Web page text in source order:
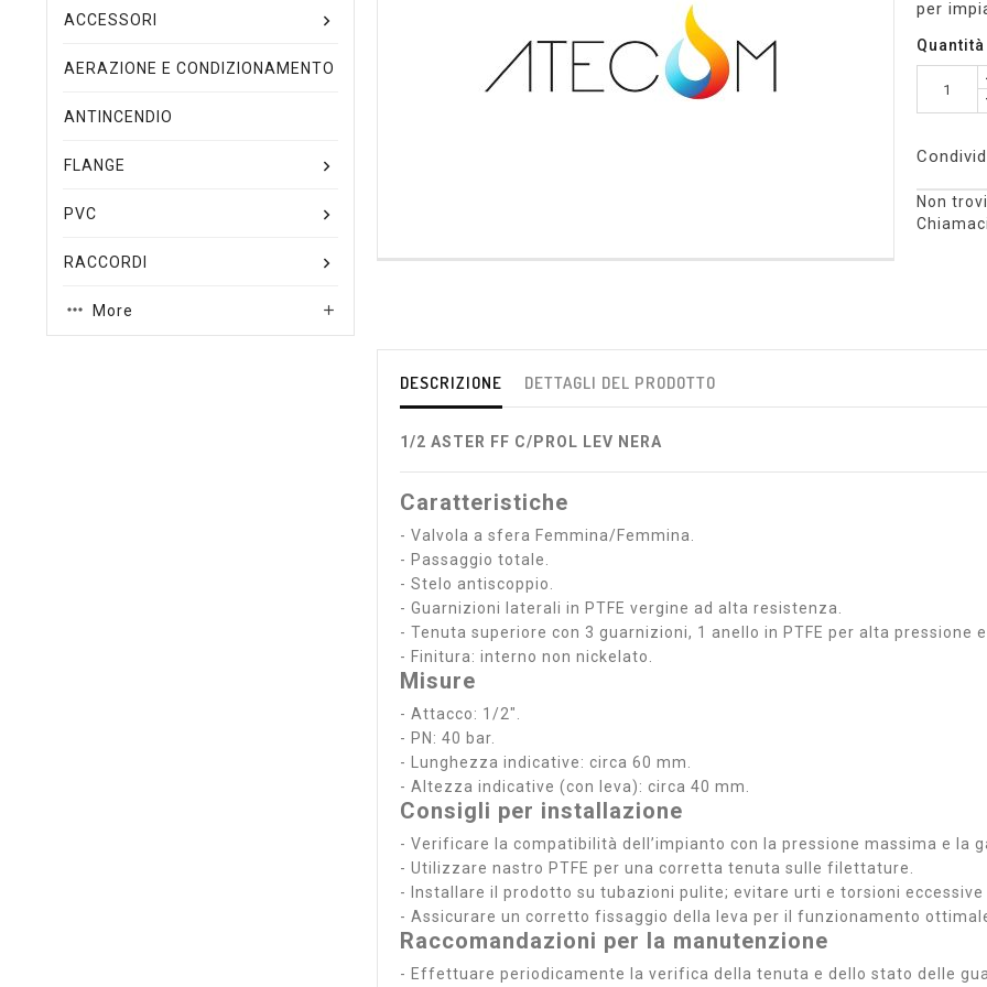
ACCESSORI
AERAZIONE E CONDIZIONAMENTO
ANTINCENDIO
FLANGE
PVC
RACCORDI
More 
per
Quantità
Non
DESCRIZIONE DETTAGLI DEL PRODOTTO
1/2 ASTER FF C/PROL LEV NERA
Caratteristiche
- Valvola a sfera Femmina/Femmina.
- Passaggio totale.
- Stelo antiscoppio.
- Guarnizioni laterali in PTFE vergine ad alta resistenza.
- Tenuta superiore con 3 guarnizioni, 1 anello in PTFE per alta pressione
- Finitura: interno non nickelato.
Misure
- Attacco: 1/2".
- PN: 40 bar.
- Lunghezza indicative: circa 60 mm.
- Altezza indicative (con leva): circa 40 mm.
Consigli per installazione
- Verificare la compatibilità dell’impianto con la pressione massima e la
- Utilizzare nastro PTFE per una corretta tenuta sulle filettature.
- Installare il prodotto su tubazioni pulite; evitare urti e torsioni
- Assicurare un corretto fissaggio della leva per il funzionamento
Raccomandazioni per la manutenzione
- Effettuare periodicamente la verifica della tenuta e dello stato delle